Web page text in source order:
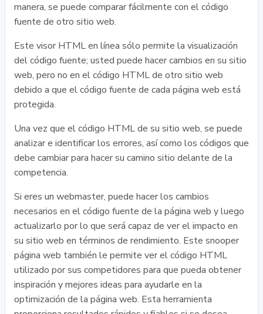
manera, se puede comparar fácilmente con el código
fuente de otro sitio web.
Este visor HTML en línea sólo permite la visualización
del código fuente; usted puede hacer cambios en su sitio
web, pero no en el código HTML de otro sitio web
debido a que el código fuente de cada página web está
protegida.
Una vez que el código HTML de su sitio web, se puede
analizar e identificar los errores, así como los códigos que
debe cambiar para hacer su camino sitio delante de la
competencia.
Si eres un webmaster, puede hacer los cambios
necesarios en el código fuente de la página web y luego
actualizarlo por lo que será capaz de ver el impacto en
su sitio web en términos de rendimiento. Este snooper
página web también le permite ver el código HTML
utilizado por sus competidores para que pueda obtener
inspiración y mejores ideas para ayudarle en la
optimización de la página web. Esta herramienta